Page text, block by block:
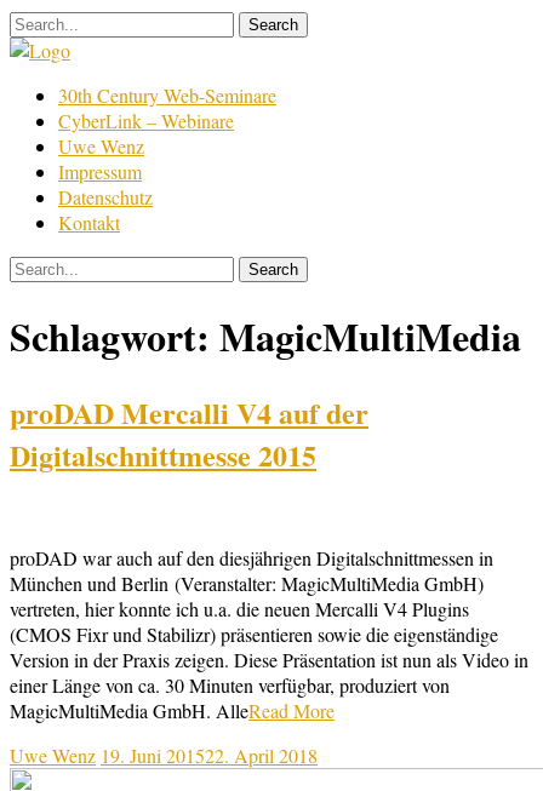
Skip
to
Film
Bearbeitung
30th Century Web-Seminare
CyberLink – Webinare
Uwe Wenz
Impressum
Datenschutz
Kontakt
Schlagwort: MagicMultiMedia
proDAD Mercalli V4 auf der
Digitalschnittmesse 2015
proDAD war auch auf den diesjährigen Digitalschnittmessen in
München und Berlin (Veranstalter: MagicMultiMedia GmbH)
vertreten, hier konnte ich u.a. die neuen Mercalli V4 Plugins
(CMOS Fixr und Stabilizr) präsentieren sowie die eigenständige
Version in der Praxis zeigen. Diese Präsentation ist nun als Video in
einer Länge von ca. 30 Minuten verfügbar, produziert von
MagicMultiMedia GmbH. AlleRead More
Uwe Wenz 19. Juni 201522. April 2018